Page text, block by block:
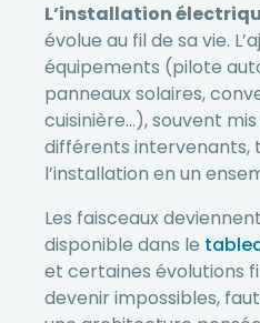
L’installation
évolue au fil de sa vie.
équipements (pilote
panneaux solaires,
cuisinière…), souvent
différents intervenants,
l’installation en un
Les faisceaux
disponible dans le
et certaines évolutions
devenir impossibles,